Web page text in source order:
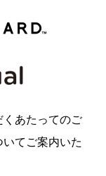
くあたってのご
てご案内いた